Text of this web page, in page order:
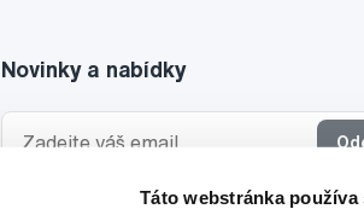
Táto webstránka
Novinky a nabídky